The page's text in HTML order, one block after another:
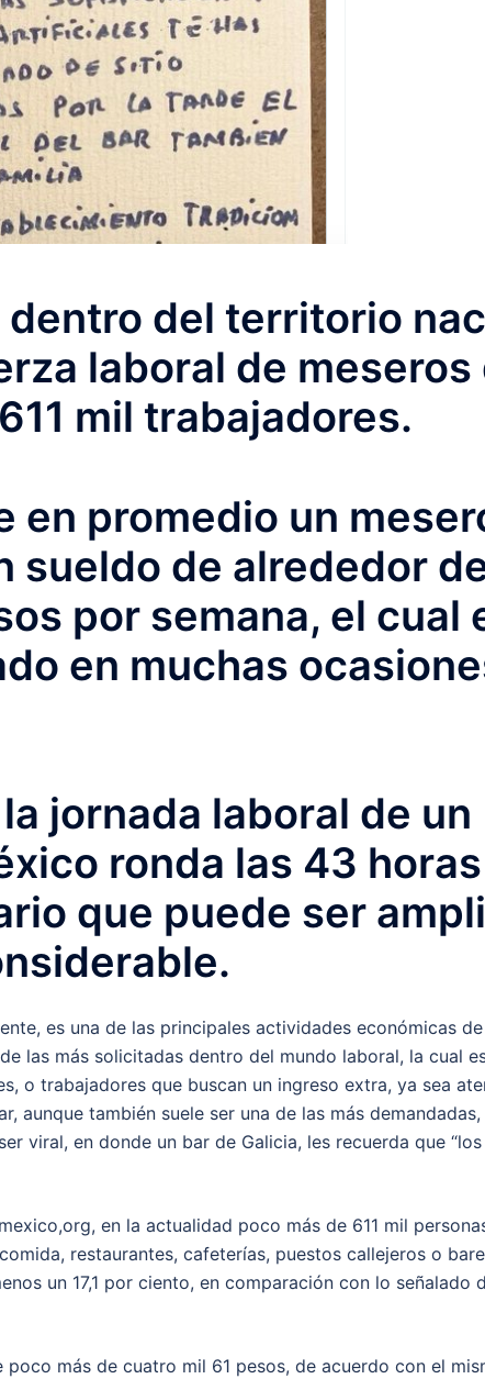
del territorio
laboral de meseros
mil trabajadores.
en promedio un
sueldo de alrededor
por semana, el cual
en muchas
jornada laboral de un
ronda las 43
que puede ser
es una de las principales actividades económicas
las más solicitadas dentro del mundo laboral, la cual
o trabajadores que buscan un ingreso extra, ya sea
aunque también suele ser una de las más
viral, en donde un bar de Galicia, les recuerda que
en la actualidad poco más de 611 mil
restaurantes, cafeterías, puestos callejeros o
un 17,1 por ciento, en comparación con lo señalado
poco más de cuatro mil 61 pesos, de acuerdo con el